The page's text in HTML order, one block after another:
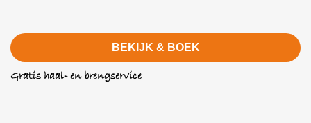
BEKIJK & BOEK
Gratis haal- en brengservice